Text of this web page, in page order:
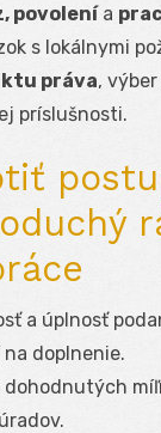
povolenía
s lokálnymi
práva,
príslušnosti.
a úplnosť
doplnenie.
dohodnutých